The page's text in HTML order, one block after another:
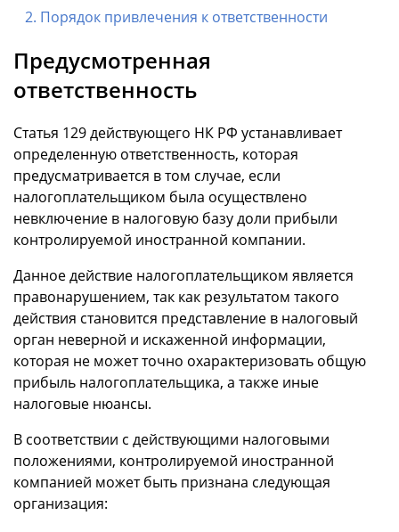
Порядок привлечения к ответственности
Предусмотренная
ответственность
Статья 129 действующего НК РФ устанавливает
определенную ответственность, которая
предусматривается в том случае, если
налогоплательщиком была осуществлено
невключение в налоговую базу доли прибыли
контролируемой иностранной компании.
Данное действие налогоплательщиком является
правонарушением, так как результатом такого
действия становится представление в налоговый
орган неверной и искаженной информации,
которая не может точно охарактеризовать общую
прибыль налогоплательщика, а также иные
налоговые нюансы.
В соответствии с действующими налоговыми
положениями, контролируемой иностранной
компанией может быть признана следующая
организация: